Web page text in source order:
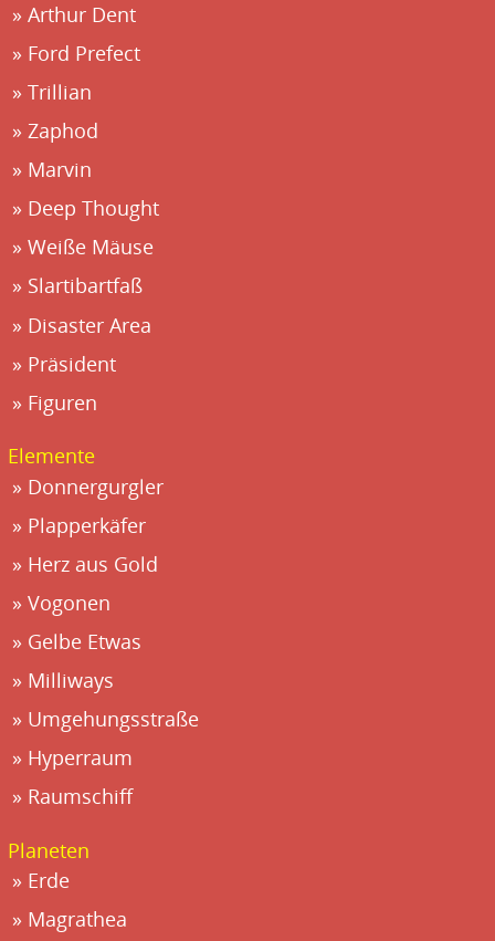
Arthur Dent
Ford Prefect
Trillian
Zaphod
Marvin
Deep Thought
Weiße Mäuse
Slartibartfaß
Disaster Area
Präsident
Figuren
Elemente
Donnergurgler
Plapperkäfer
Herz aus Gold
Vogonen
Gelbe Etwas
Milliways
Umgehungsstraße
Hyperraum
Raumschiff
Planeten
Erde
Magrathea